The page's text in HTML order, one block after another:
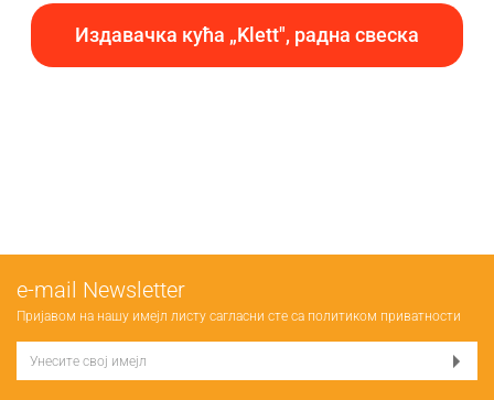
Издавачка кућа „Klett", радна свеска
е-mail Newsletter
Пријавом на нашу имејл листу сагласни сте са политиком приватности